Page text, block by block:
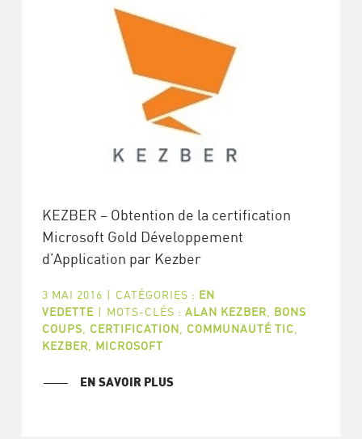
KEZBER – Obtention de la certification
Microsoft Gold Développement
d’Application par Kezber
3 MAI 2016 | CATÉGORIES : EN
VEDETTE | MOTS-CLÉS : ALAN KEZBER
BONS
COUPS
CERTIFICATION COMMUNAUTÉ TIC
KEZBER
MICROSOFT
EN SAVOIR PLUS